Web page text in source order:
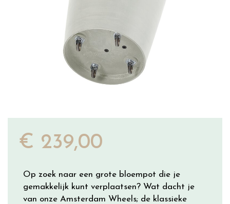
€ 239,00
Op zoek naar een grote bloempot die je
gemakkelijk kunt verplaatsen? Wat dacht je
van onze Amsterdam Wheels; de klassieke